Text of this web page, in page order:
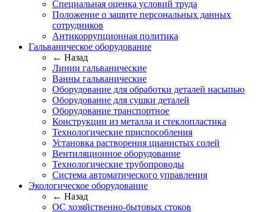
Специальная оценка условий труда
Положение о защите персональных данных
сотрудников
Антикоррупционная политика
Гальваническое оборудование
← Назад
Линии гальванические
Ванны гальванические
Оборудование для обработки деталей насыпью
Оборудование для сушки деталей
Оборудование транспортное
Конструкции из металла и стеклопластика
Технологические приспособления
Установка растворения цианистых солей
Вентиляционное оборудование
Технологические трубопроводы
Система автоматического управления
Экологическое оборудование
← Назад
ОС хозяйственно-бытовых стоков